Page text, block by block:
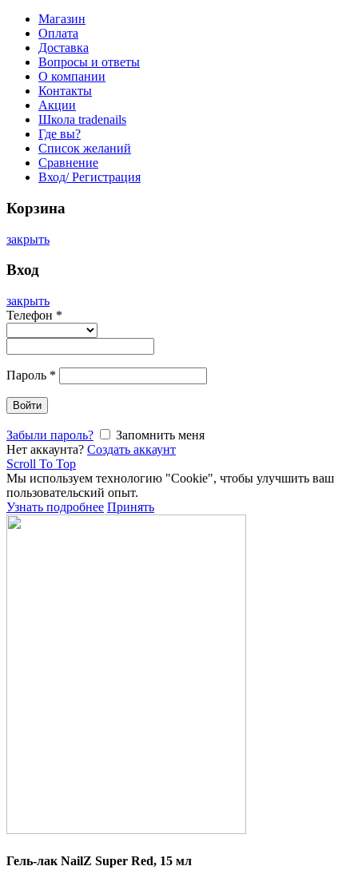
Магазин
Оплата
Доставка
Вопросы и ответы
О компании
Контакты
Акции
Школа tradenails
Где вы?
Список желаний
Сравнение
Вход/ Регистрация
Корзина
закрыть
Вход
закрыть
Телефон *
Пароль *
Войти
Забыли пароль?
Запомнить меня
Нет аккаунта? Создать аккаунт
Scroll To Top
Мы используем технологию "Cookie", чтобы улучшить ваш
пользовательский опыт.
Узнать подробнее Принять
Гель-лак NailZ Super Red, 15 мл